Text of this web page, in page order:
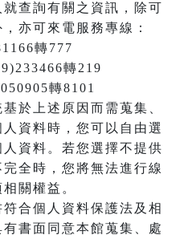
查詢有關之資訊，除可
亦可來電服務專線：
轉777
轉219
轉8101
於上述原因而需蒐集、
資料時，您可以自由選
資料。若您選擇不提供
全時，您將無法進行線
關權益。
合個人資料保護法及相
書面同意本館蒐集、處